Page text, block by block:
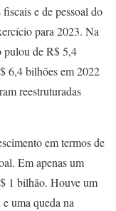
e de pessoal do
para 2023. Na
pulou de R$ 5,4
6,4 bilhões em 2022
reestruturadas
em termos de
Em apenas um
1 bilhão. Houve um
uma queda na